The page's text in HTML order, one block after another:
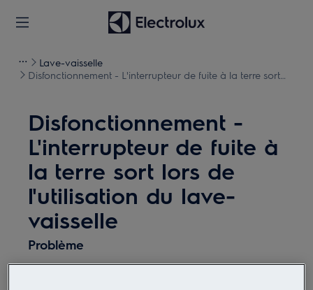
Lave-vaisselle
Disfonctionnement - L'interrupteur de fuite à la terre sort
Disfonctionnement -
L'interrupteur de fuite à
la terre sort lors de
l'utilisation du lave-
vaisselle
Problème